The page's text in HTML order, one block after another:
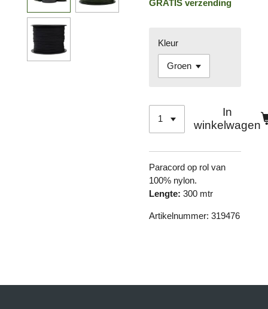
GRATIS verzending
Kleur
In
winkelwagen
Paracord op rol van
100% nylon.
Lengte: 300 mtr
Artikelnummer: 319476